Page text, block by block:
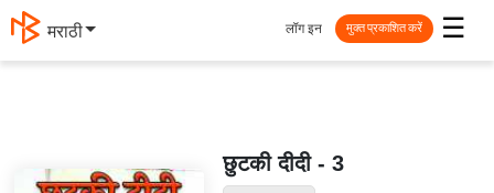
मराठी ☰
लॉग इन मुक्त प्रकाशित करें
छुटकी दीदी - 3